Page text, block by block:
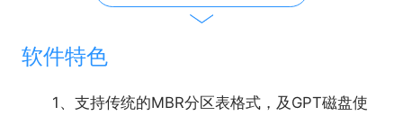
软件特色
1、支持传统的MBR分区表格式，及GPT磁盘使